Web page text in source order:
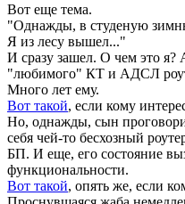
Вот еще тема.
"Однажды, в студеную
Я из лесу вышел..."
И сразу зашел. О чем это
"любимого" КТ и АДСЛ
Много лет ему.
Вот такой, если кому
Но, однажды, сын
себя чей-то бесхозный
БП. И еще, его состояние
функциональности.
Вот такой, опять же, если